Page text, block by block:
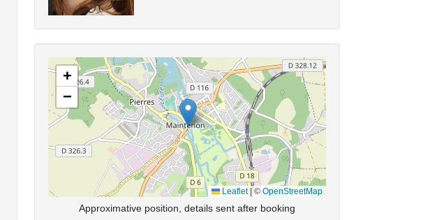
+
−
Leaflet |© OpenStreetMap
Approximative position, details sent after booking